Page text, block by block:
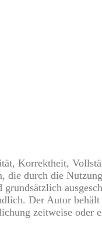
Korrektheit,
die durch die
Der Autor
zeitweise oder